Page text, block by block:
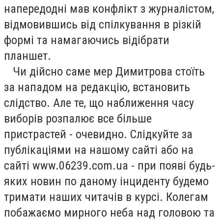
напередодні мав конфлікт з журналістом,
відмовившись від спілкування в різкій
формі та намагаючись відібрати
планшет.
Чи дійсно саме мер Димитрова стоїть
за нападом на редакцію, встановить
слідство. Але те, що наближення часу
виборів розпалює все більше
пристрастей - очевидно. Слідкуйте за
публікаціями на нашому сайті або на
сайті www.06239.com.ua - при появі будь-
яких новин по даному інциденту будемо
тримати наших читачів в курсі. Колегам
побажаємо мирного неба над головою та